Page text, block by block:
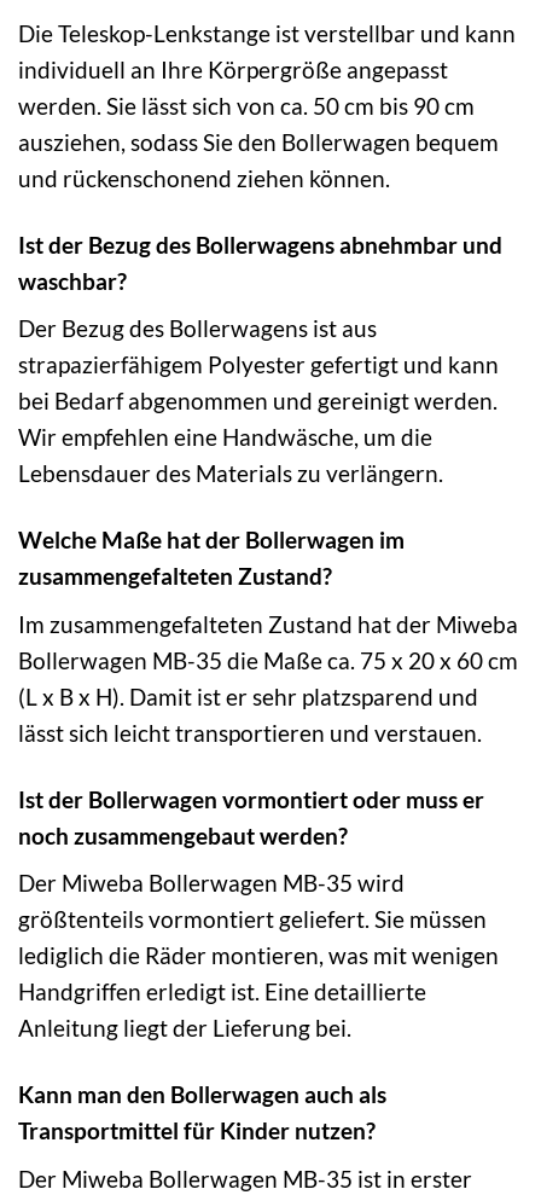
Die Teleskop-Lenkstange ist verstellbar und kann
individuell an Ihre Körpergröße angepasst
werden. Sie lässt sich von ca. 50 cm bis 90 cm
ausziehen, sodass Sie den Bollerwagen bequem
und rückenschonend ziehen können.
Ist der Bezug des Bollerwagens abnehmbar und
waschbar?
Der Bezug des Bollerwagens ist aus
strapazierfähigem Polyester gefertigt und kann
bei Bedarf abgenommen und gereinigt werden.
Wir empfehlen eine Handwäsche, um die
Lebensdauer des Materials zu verlängern.
Welche Maße hat der Bollerwagen im
zusammengefalteten Zustand?
Im zusammengefalteten Zustand hat der Miweba
Bollerwagen MB-35 die Maße ca. 75 x 20 x 60 cm
(L x B x H). Damit ist er sehr platzsparend und
lässt sich leicht transportieren und verstauen.
Ist der Bollerwagen vormontiert oder muss er
noch zusammengebaut werden?
Der Miweba Bollerwagen MB-35 wird
größtenteils vormontiert geliefert. Sie müssen
lediglich die Räder montieren, was mit wenigen
Handgriffen erledigt ist. Eine detaillierte
Anleitung liegt der Lieferung bei.
Kann man den Bollerwagen auch als
Transportmittel für Kinder nutzen?
Der Miweba Bollerwagen MB-35 ist in erster